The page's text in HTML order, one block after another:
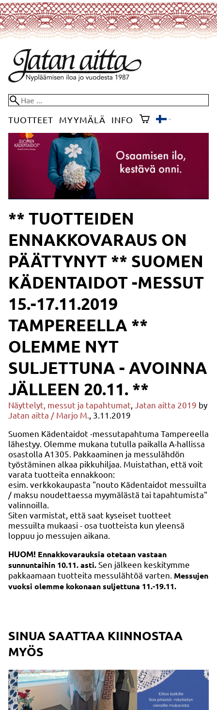
TUOTTEET MYYMÄLÄ INFO
** TUOTTEIDEN
ENNAKKOVARAUS ON
PÄÄTTYNYT ** SUOMEN
KÄDENTAIDOT -MESSUT
15.-17.11.2019
TAMPEREELLA **
OLEMME NYT
SULJETTUNA - AVOINNA
JÄLLEEN 20.11. **
Näyttelyt, messut ja tapahtumat, Jatan aitta 2019 by
Jatan aitta / Marjo M.
, 3.11.2019
Suomen Kädentaidot -messutapahtuma Tampereella
lähestyy. Olemme mukana tutulla paikalla A-hallissa
osastolla A1305. Pakkaaminen ja messulähdön
työstäminen alkaa pikkuhiljaa. Muistathan, että voit
varata tuotteita ennakkoon:
esim. verkkokaupasta "nouto Kädentaidot messuilta
/ maksu noudettaessa myymälästä tai tapahtumista"
valinnoilla.
Siten varmistat, että saat kyseiset tuotteet
messuilta mukaasi - osa tuotteista kun yleensä
loppuu jo messujen aikana.
HUOM! Ennakkovarauksia otetaan vastaan
sunnuntaihin 10.11. asti. Sen jälkeen keskitymme
pakkaamaan tuotteita messulähtöä varten. Messujen
vuoksi olemme kokonaan suljettuna 11.-19.11.
SINUA SAATTAA KIINNOSTAA
MYÖS